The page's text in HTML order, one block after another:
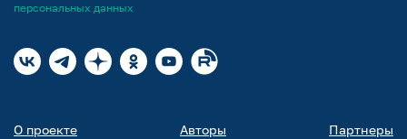
персональных данных
О проекте Авторы Партнеры